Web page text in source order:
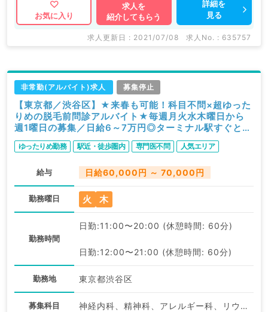
お気に入り
求人を
紹介してもらう
詳細を
見る
求人更新日 : 2021/07/08 求人No. : 635757
非常勤(アルバイト)求人 募集停止
【東京都／渋谷区】★来春も可能！科目不問×超ゆった
りめの脱毛前問診アルバイト★毎週月火水木曜日から
週1曜日の募集／日給6～7万円◎ターミナル駅すぐとア
クセス抜群のクリニックです！（科目不問／非常勤）
ゆったりめ勤務 駅近・徒歩圏内 専門医不問 人気エリア
給与 日給60,000円 ～ 70,000円
勤務曜日 火 木
勤務時間
日勤:11:00〜20:00 (休憩時間: 60分)
日勤:12:00〜21:00 (休憩時間: 60分)
勤務地 東京都渋谷区
募集科目 神経内科、精神科、アレルギー科、リウマチ科、小児科、整形外科、形成外科、美容外科、脳神経外科、呼吸器外科、心臓血管外科、小児外科、皮膚科、泌尿器科、産婦人科、産科、婦人科、眼科、耳鼻咽喉科、気管食道科、放射線科、リハビリテーション科、麻酔科、ペインクリニック、人工透析科、緩和ケア科、一般内科、循環器内科、呼吸器内科、消化器内科、内分泌・代謝内科、腎臓内科、老年内科、血液内科、外科系全般、一般外科、消化器外科、乳腺外科、総合診療科、美容皮膚科、健診・人間ドック、救急科・ＩＣＵ、病理科、基礎医学系、膠原病科、スポーツ整形外科、大腸・肛門外科、産業医、科目不問